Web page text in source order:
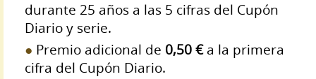
durante 25 años a las 5 cifras del Cupón
Diario y serie.
Premio adicional de 0,50 €a la primera
cifra del Cupón Diario.